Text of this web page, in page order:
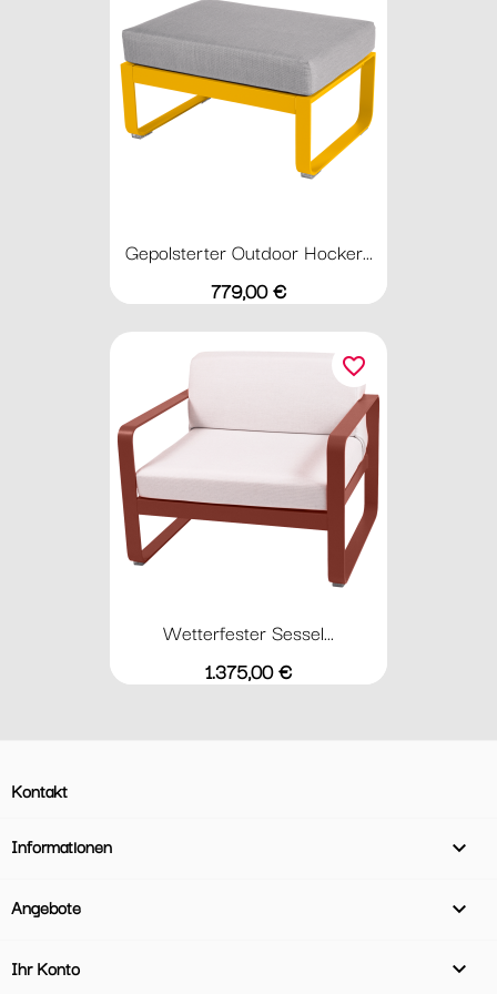
Gepolsterter Outdoor Hocker...
Preis
779,00 €
Wetterfester Sessel...
Preis
1.375,00 €
favorite_border
Kontakt
Informationen 
Angebote 
Ihr Konto 